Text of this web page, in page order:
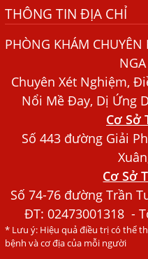
Bệnh Chàm Và Những
Sán
Dấu Hiệu Ngứa Da, Dị
Bác sĩ Nguyễn Ngọc Ánh
Nghiên Cứu Khoa
Xét Nghiệm Giun Sán
Nhiêu?
Người Đàn Ông Phát Ban
Tháng Mới Tìm Ra
Đau Mắt Đỏ, Nguyên
HÀ NỘI – PHÁT BAN
PHÁT HIỆN NHIỄM KÝ SINH
THÔNG TIN ĐỊA CHỈ
PHÒNG KHÁM
Chuyên Xét Nghiệm,
Nổi Mề Đay, Dị Ứng
Cơ Sở
Số 443 đường Giải
Cơ Sở
Số 74-76 đường Trần
ĐT:02473001318 -
* Lưu ý: Hiệu quả điều trị có thể
bệnh và cơ địa của mỗi người